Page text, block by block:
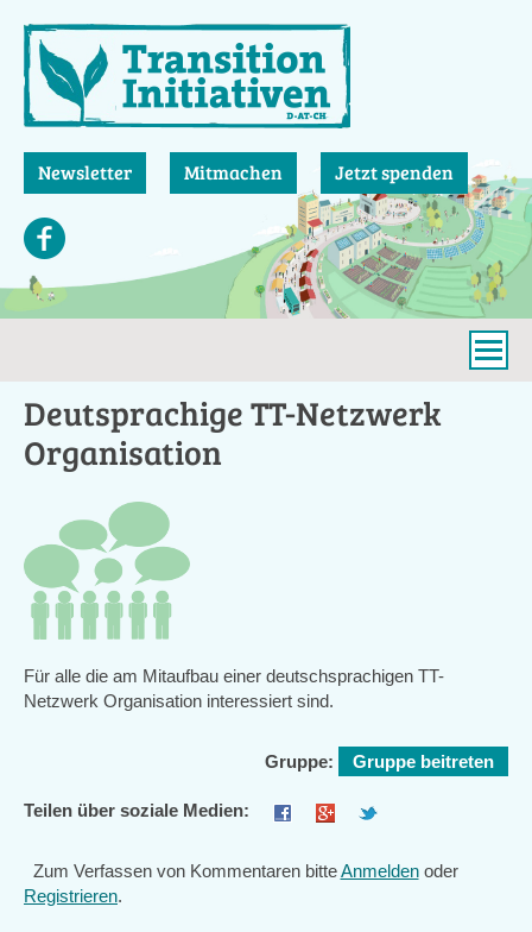
zum
Inhalt
Newsletter Mitmachen Jetzt spenden
Deutsprachige TT-Netzwerk
Organisation
Für alle die am Mitaufbau einer deutschsprachigen TT-
Netzwerk Organisation interessiert sind.
Gruppe: Gruppe beitreten
Teilen über soziale Medien:
Zum Verfassen von Kommentaren bitteAnmeldenoder
Registrieren.